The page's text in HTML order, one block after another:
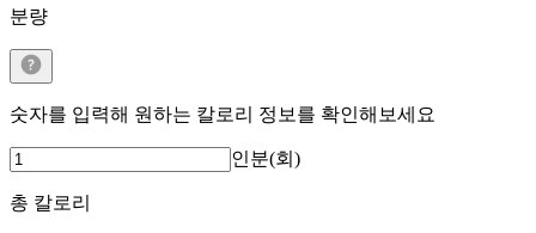
분량
숫자를 입력해 원하는 칼로리 정보를 확인해보세요
인분(회)
총 칼로리